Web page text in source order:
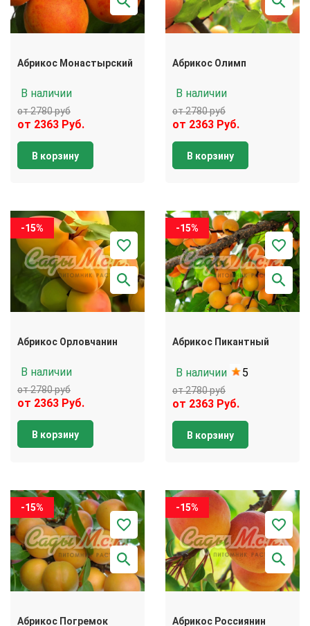
Абрикос Монастырский
В наличии
от 2780 руб
от 2363 Руб.
В корзину
Абрикос Олимп
В наличии
от 2780 руб
от 2363 Руб.
В корзину
-15%
Абрикос Орловчанин
В наличии
от 2780 руб
от 2363 Руб.
В корзину
-15%
Абрикос Пикантный
В наличии 5
от 2780 руб
от 2363 Руб.
В корзину
-15%
Абрикос Погремок
-15%
Абрикос Россиянин